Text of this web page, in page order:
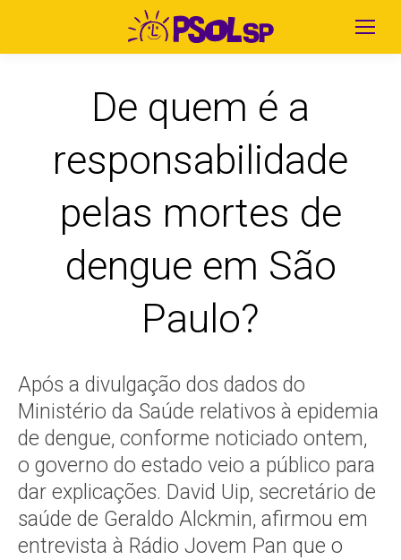
De quem é a
responsabilidade
pelas mortes de
dengue em São
Paulo?
Após a divulgação dos dados do
Ministério da Saúde relativos à epidemia
de dengue, conforme noticiado ontem,
o governo do estado veio a público para
dar explicações. David Uip, secretário de
saúde de Geraldo Alckmin, afirmou em
entrevista à Rádio Jovem Pan que o